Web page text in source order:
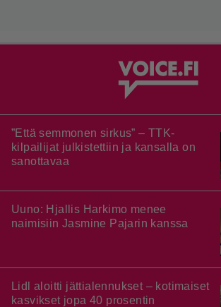
”Että semmonen sirkus” – TTK-
kilpailijat julkistettiin ja kansalla on
sanottavaa
Uuno: Hjallis Harkimo menee
naimisiin Jasmine Pajarin kanssa
Lidl aloitti jättialennukset – kotimaiset
kasvikset jopa 40 prosentin